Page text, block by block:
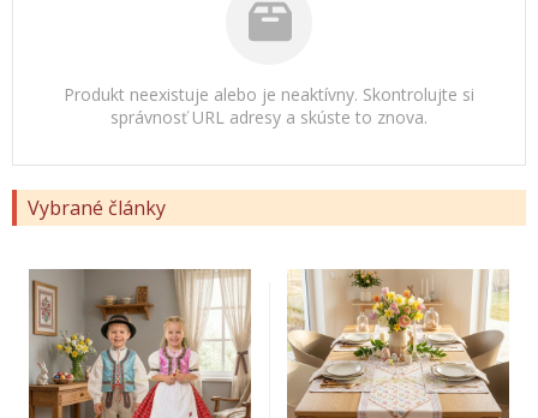
Produkt neexistuje alebo je neaktívny. Skontrolujte si
správnosť URL adresy a skúste to znova.
Vybrané články